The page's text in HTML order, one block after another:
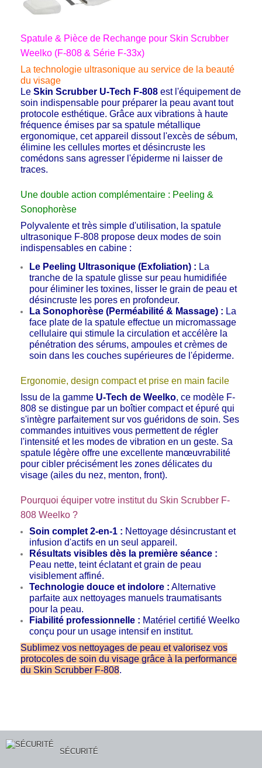
Spatule & Pièce de Rechange pour Skin Scrubber
Weelko (F-808 & Série F-33x)
La technologie ultrasonique au service de la beauté
du visage
Le Skin Scrubber U-Tech F-808 est l'équipement de
soin indispensable pour préparer la peau avant tout
protocole esthétique. Grâce aux vibrations à haute
fréquence émises par sa spatule métallique
ergonomique, cet appareil dissout l'excès de sébum,
élimine les cellules mortes et désincruste les
comédons sans agresser l'épiderme ni laisser de
traces.
Une double action complémentaire : Peeling &
Sonophorèse
Polyvalente et très simple d'utilisation, la spatule
ultrasonique F-808 propose deux modes de soin
indispensables en cabine :
Le Peeling Ultrasonique (Exfoliation) : La
tranche de la spatule glisse sur peau humidifiée
pour éliminer les toxines, lisser le grain de peau et
désincruste les pores en profondeur.
La Sonophorèse (Perméabilité & Massage) : La
face plate de la spatule effectue un micromassage
cellulaire qui stimule la circulation et accélère la
pénétration des sérums, ampoules et crèmes de
soin dans les couches supérieures de l'épiderme.
Ergonomie, design compact et prise en main facile
Issu de la gamme U-Tech de Weelko, ce modèle F-
808 se distingue par un boîtier compact et épuré qui
s'intègre parfaitement sur vos guéridons de soin. Ses
commandes intuitives vous permettent de régler
l'intensité et les modes de vibration en un geste. Sa
spatule légère offre une excellente manœuvrabilité
pour cibler précisément les zones délicates du
visage (ailes du nez, menton, front).
Pourquoi équiper votre institut du Skin Scrubber F-
808 Weelko ?
Soin complet 2-en-1 : Nettoyage désincrustant et
infusion d'actifs en un seul appareil.
Résultats visibles dès la première séance :
Peau nette, teint éclatant et grain de peau
visiblement affiné.
Technologie douce et indolore : Alternative
parfaite aux nettoyages manuels traumatisants
pour la peau.
Fiabilité professionnelle : Matériel certifié Weelko
conçu pour un usage intensif en institut.
Sublimez vos nettoyages de peau et valorisez vos
protocoles de soin du visage grâce à la performance
du Skin Scrubber F-808.
SÉCURITÉ